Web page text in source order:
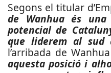
Segons el titular
de Wanhua és
potencial de
que liderem al sud
l’arribada de
aquesta posició i